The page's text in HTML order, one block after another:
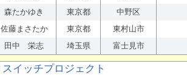
森たかゆき 東京都 中野区
佐藤まさたか 東京都 東村山市
田中 栄志 埼玉県 富士見市